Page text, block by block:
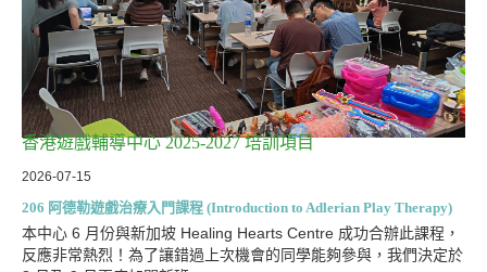
香港遊戲輔導中心 2025-2027 培訓項目
2026-07-15
206 阿德勒遊戲治療入門課程 (Introduction to Adlerian Play Therapy)
本中心 6 月份與新加坡 Healing Hearts Centre 成功合辦此課程，
反應非常熱烈！為了讓錯過上次機會的同學能夠參與，我們決定於